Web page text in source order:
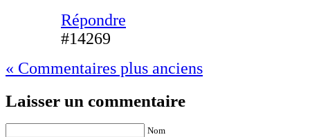
Répondre
#14269
« Commentaires plus anciens
Laisser un commentaire
Nom